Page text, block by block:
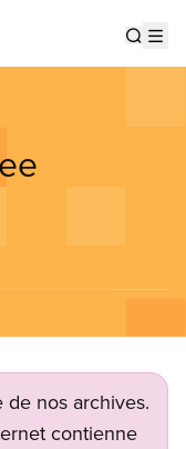
nos archives.
contienne